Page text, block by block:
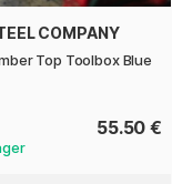
COMPANY
Top Toolbox Blue
55.50 €